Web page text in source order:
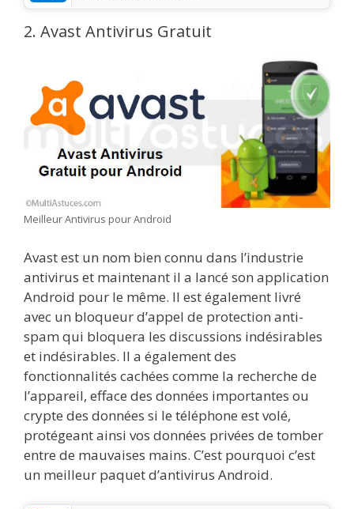
2. Avast Antivirus Gratuit
Meilleur Antivirus pour Android
Avast est un nom bien connu dans l’industrie
antivirus et maintenant il a lancé son application
Android pour le même. Il est également livré
avec un bloqueur d’appel de protection anti-
spam qui bloquera les discussions indésirables
et indésirables. Il a également des
fonctionnalités cachées comme la recherche de
l’appareil, efface des données importantes ou
crypte des données si le téléphone est volé,
protégeant ainsi vos données privées de tomber
entre de mauvaises mains. C’est pourquoi c’est
un meilleur paquet d’antivirus Android.